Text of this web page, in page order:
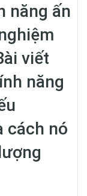
năng ấn
viết
năng
cách nó